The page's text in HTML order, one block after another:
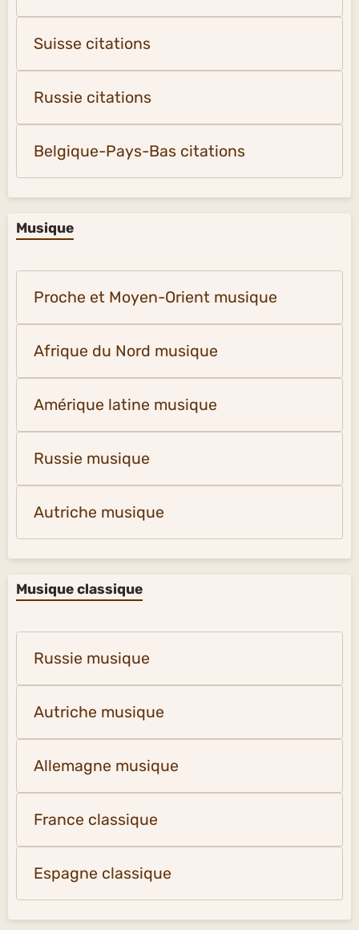
Suisse citations
Russie citations
Belgique-Pays-Bas citations
Musique
Proche et Moyen-Orient musique
Afrique du Nord musique
Amérique latine musique
Russie musique
Autriche musique
Musique classique
Russie musique
Autriche musique
Allemagne musique
France classique
Espagne classique